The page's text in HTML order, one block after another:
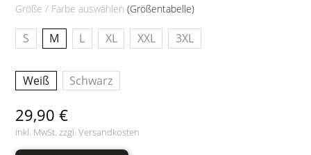
Größe / Farbe auswählen(Größentabelle)
S M L XL XXL 3XL
Weiß Schwarz
29,90 €
inkl. MwSt. zzgl.Versandkosten